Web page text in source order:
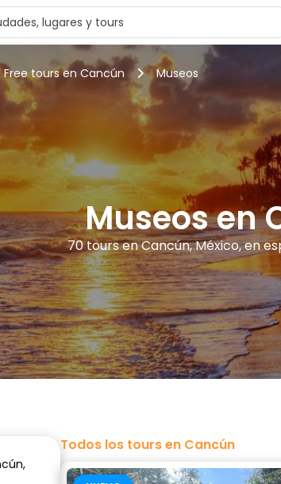
Free tours en Cancún Museos
Museos en
70 tours en Cancún, México, en
Todos los tours en Cancún